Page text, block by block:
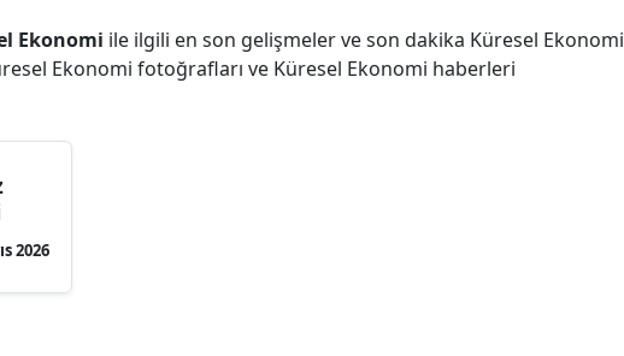
Ekonomi ile ilgili en son gelişmeler ve son dakika Küresel Ekonomi
Ekonomi fotoğrafları ve Küresel Ekonomi haberleri
2026